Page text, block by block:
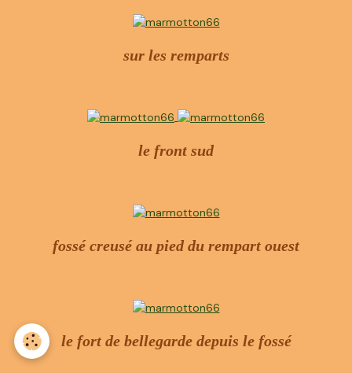
sur les remparts
le front sud
fossé creusé au pied du rempart ouest
le fort de bellegarde depuis le fossé